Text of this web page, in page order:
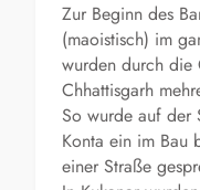
Zur Beginn des
(maoistisch) im
wurden durch die
Chhattisgarh
So wurde auf der
Konta ein im Bau
einer Straße